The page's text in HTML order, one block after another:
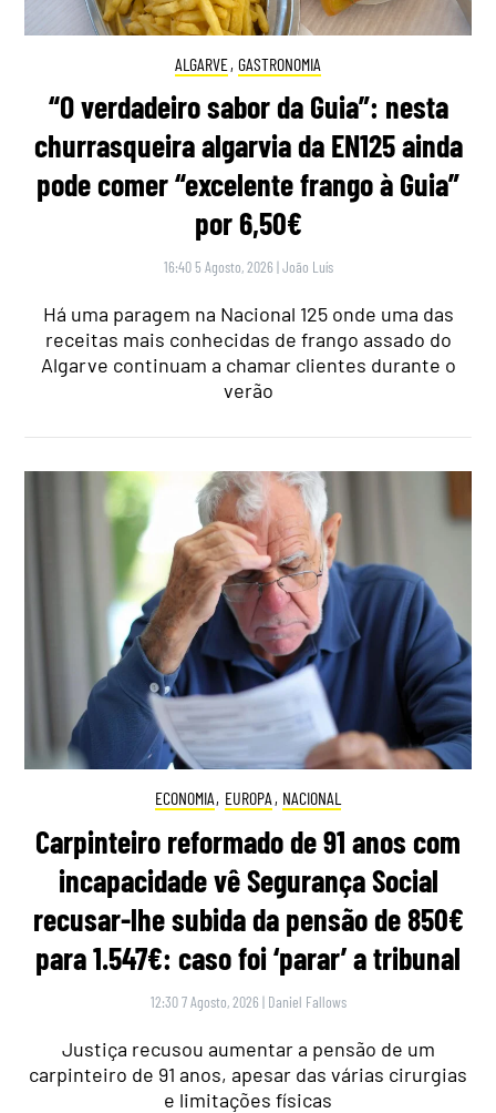
ALGARVE, GASTRONOMIA
“O verdadeiro sabor da Guia”: nesta
churrasqueira algarvia da EN125 ainda
pode comer “excelente frango à Guia”
por 6,50€
16:40 5 Agosto, 2026 |João Luís
Há uma paragem na Nacional 125 onde uma das
receitas mais conhecidas de frango assado do
Algarve continuam a chamar clientes durante o
verão
ECONOMIA, EUROPA , NACIONAL
Carpinteiro reformado de 91 anos com
incapacidade vê Segurança Social
recusar-lhe subida da pensão de 850€
para 1.547€: caso foi ‘parar’ a tribunal
12:30 7 Agosto, 2026 | Daniel Fallows
Justiça recusou aumentar a pensão de um
carpinteiro de 91 anos, apesar das várias cirurgias
e limitações físicas